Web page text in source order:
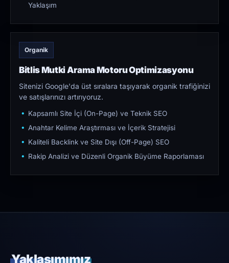
Yaklaşım
Organik
Bitlis Mutki Arama Motoru Optimizasyonu
Sitenizi Google'da üst sıralara taşıyarak organik trafiğinizi
ve satışlarınızı artırıyoruz.
Kapsamlı Site İçi (On-Page) ve Teknik SEO
Anahtar Kelime Araştırması ve İçerik Stratejisi
Kaliteli Backlink ve Site Dışı (Off-Page) SEO
Rakip Analizi ve Düzenli Organik Büyüme Raporlaması
Yaklaşımımız